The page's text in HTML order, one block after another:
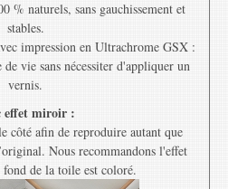
% naturels, sans gauchissement et
stables.
impression en Ultrachrome GSX :
vie sans nécessiter d'appliquer un
vernis.
effet miroir :
côté afin de reproduire autant que
Nous recommandons l'effet
de la toile est coloré.